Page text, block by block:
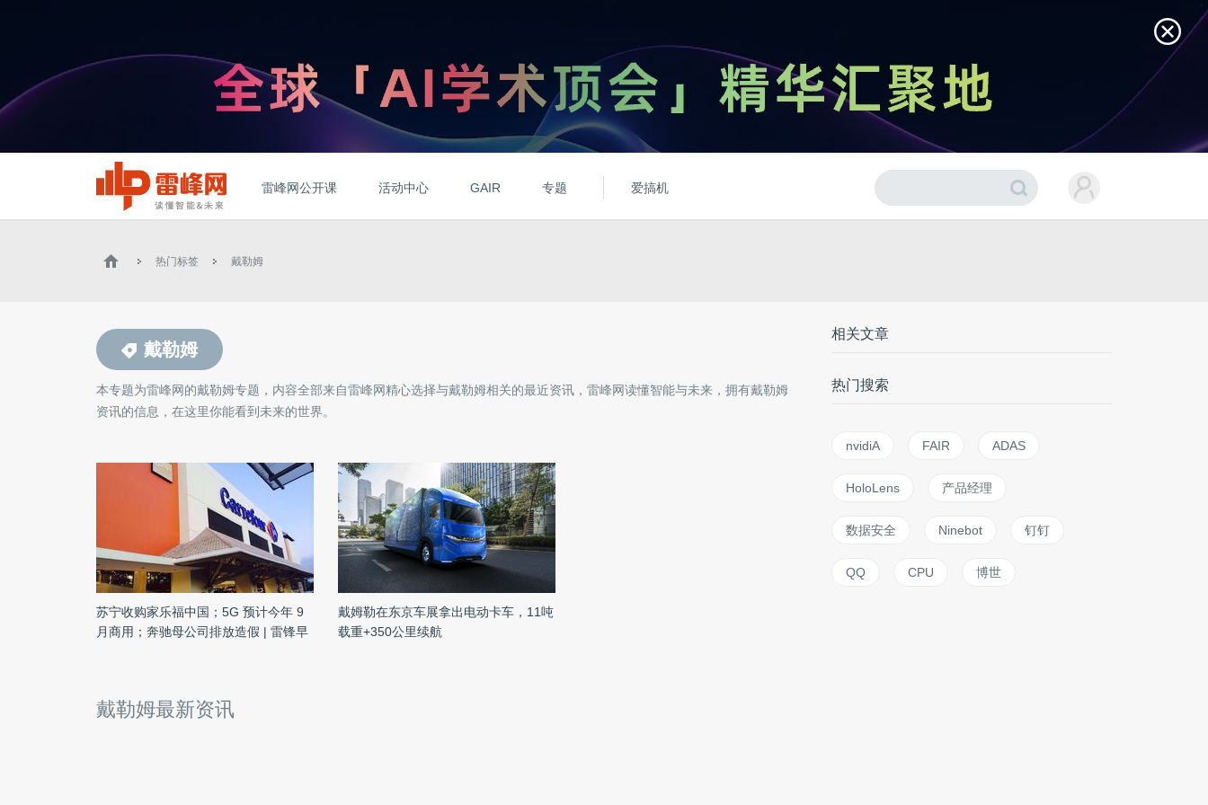
雷峰网公开课 活动中心 GAIR 专题 爱搞机
热门标签 戴勒姆
戴勒姆
本专题为雷峰网的戴勒姆专题，内容全部来自雷峰网精心选择与戴勒姆相关的最近资讯，雷峰网读懂智能与未来，拥有戴勒姆
资讯的信息，在这里你能看到未来的世界。
苏宁收购家乐福中国；5G 预计今年 9
月商用；奔驰母公司排放造假 | 雷锋早
戴姆勒在东京车展拿出电动卡车，11吨
载重+350公里续航
戴勒姆最新资讯
相关文章
热门搜索
nvidiA FAIR ADAS
HoloLens 产品经理
数据安全 Ninebot 钉钉
QQ CPU 博世